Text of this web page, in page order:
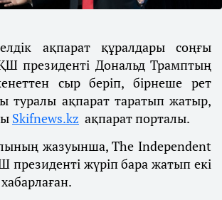
ақпарат құралдары соңғы
президенті Дональд Трамптың
сыр беріп, бірнеше рет
туралы ақпарат таратып жатыр,
Skifnews.kz ақпарат порталы.
жазуынша, The Independent
жүріп бара жатып екі